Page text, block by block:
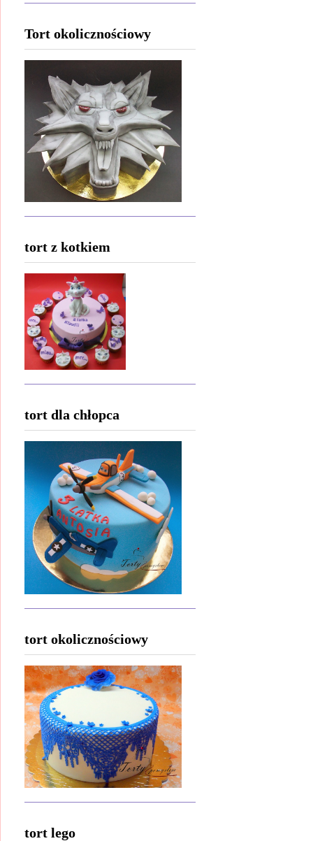
Tort okolicznościowy
tort z kotkiem
tort dla chłopca
tort okolicznościowy
tort lego